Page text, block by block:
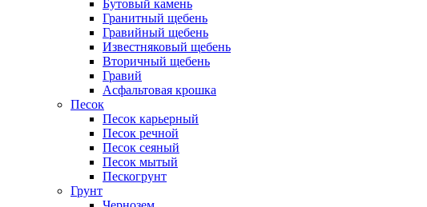
Бутовый камень
Гранитный щебень
Гравийный щебень
Известняковый щебень
Вторичный щебень
Гравий
Асфальтовая крошка
Песок
Песок карьерный
Песок речной
Песок сеяный
Песок мытый
Пескогрунт
Грунт